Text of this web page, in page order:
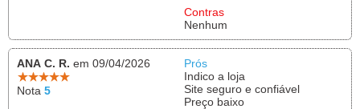
Contras
Nenhum
ANA C. R. em 09/04/2026
Nota 5
Prós
Indico a loja
Site seguro e confiável
Preço baixo